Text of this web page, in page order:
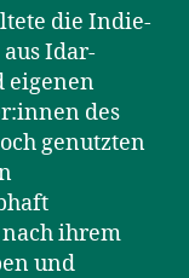
die Indie-
Idar-
eigenen
des
genutzten
ihrem
und